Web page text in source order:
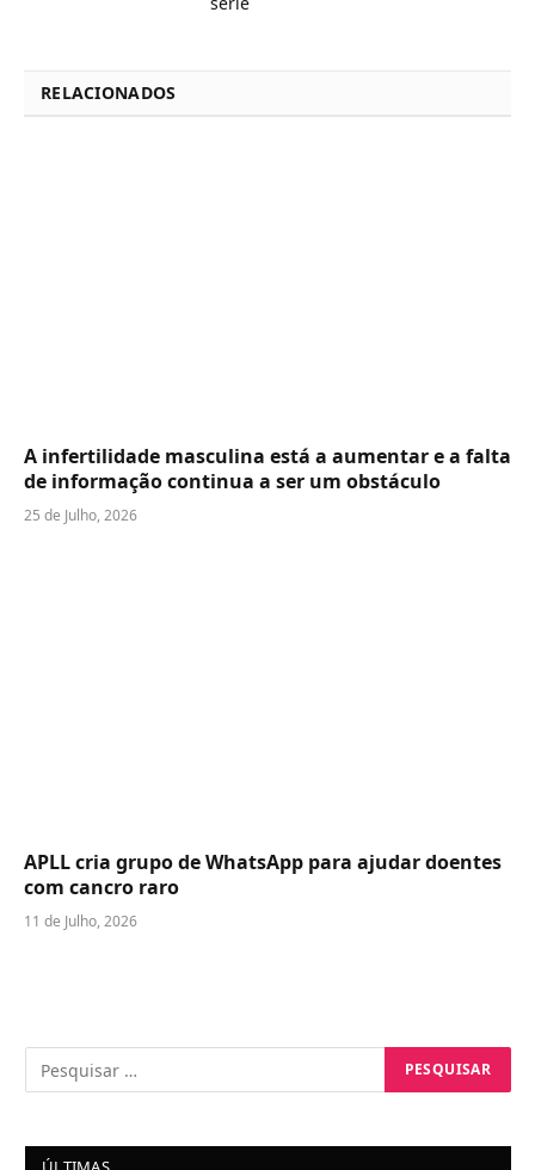
RELACIONADOS
A infertilidade masculina está a aumentar e a falta
de informação continua a ser um obstáculo
25 de Julho, 2026
APLL cria grupo de WhatsApp para ajudar doentes
com cancro raro
11 de Julho, 2026